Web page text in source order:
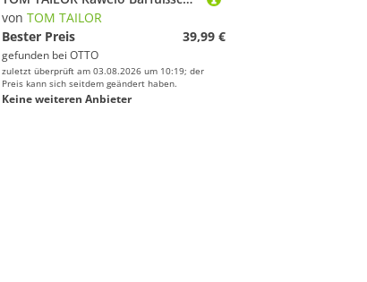
von TOM TAILOR
Bester Preis
39,99 €
gefunden bei OTTO
zuletzt überprüft am 03.08.2026 um 10:19; der
Preis kann sich seitdem geändert haben.
Keine weiteren Anbieter